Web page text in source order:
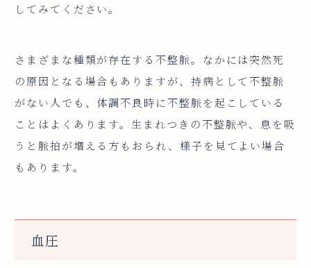
してみてください。
さまざまな種類が存在する不整脈。なかには突然死
の原因となる場合もありますが、持病として不整脈
がない人でも、体調不良時に不整脈を起こしている
ことはよくあります。生まれつきの不整脈や、息を吸
うと脈拍が増える方もおられ、様子を見てよい場合
もあります。
血圧